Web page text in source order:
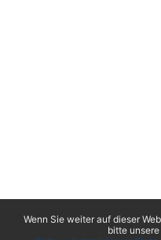
Wenn Sie weiter auf dieser
bitte